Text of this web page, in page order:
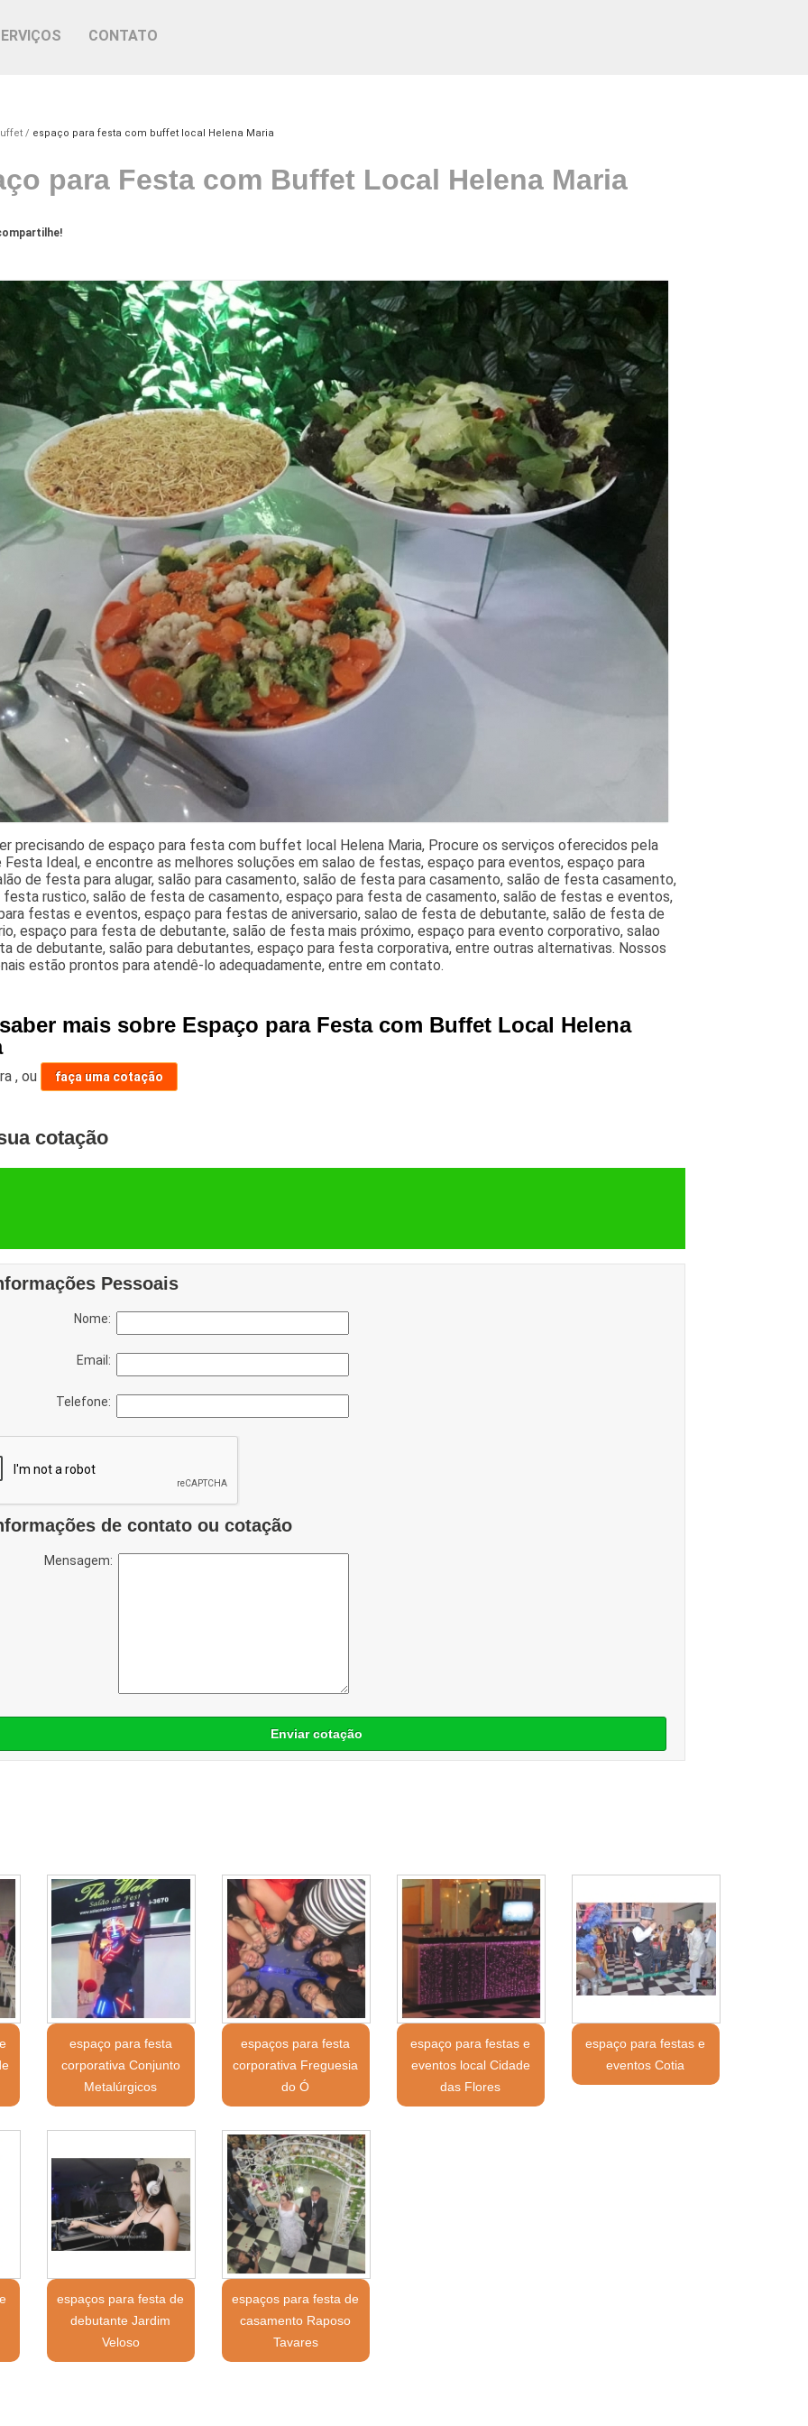
CONTATO
espaço para festa com buffet local Helena Maria
para Festa com Buffet Local Helena Maria
precisando de espaço para festa com buffet local Helena Maria, Procure os serviços oferecidos pela
Festa Ideal, e encontre as melhores soluções em salao de festas, espaço para eventos, espaço para
de festa para alugar, salão para casamento, salão de festa para casamento, salão de festa casamento,
festa rustico, salão de festa de casamento, espaço para festa de casamento, salão de festas e eventos,
festas e eventos, espaço para festas de aniversario, salao de festa de debutante, salão de festa de
espaço para festa de debutante, salão de festa mais próximo, espaço para evento corporativo, salao
de debutante, salão para debutantes, espaço para festa corporativa, entre outras alternativas. Nossos
estão prontos para atendê-lo adequadamente, entre em contato.
mais sobre Espaço para Festa com Buffet Local Helena
,ou faça uma cotação
cotação
Pessoais
Nome:
Email:
Telefone:
de contato ou cotação
Mensagem:
Enviar cotação
espaço para festa
corporativa Conjunto
Metalúrgicos
espaços para festa
corporativa Freguesia
do Ó
espaço para festas e
eventos local Cidade
das Flores
espaço para festas e
eventos Cotia
espaços para festa de
debutante Jardim
Veloso
espaços para festa de
casamento Raposo
Tavares